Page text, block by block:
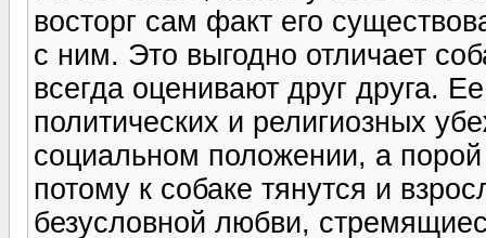
восторг сам факт его
с ним. Это выгодно отличает
всегда оценивают друг друга.
политических и религиозных
социальном положении, а
потому к собаке тянутся и
безусловной любви,